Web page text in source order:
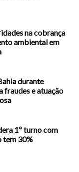
na cobrança
ambiental em
durante
fraudes e atuação
1º turno com
tem 30%